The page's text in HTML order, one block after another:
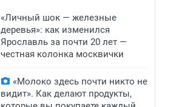
«Личный шок — железные
деревья»: как изменился
Ярославль за почти 20 лет —
честная колонка москвички
«Молоко здесь почти никто не
видит». Как делают продукты,